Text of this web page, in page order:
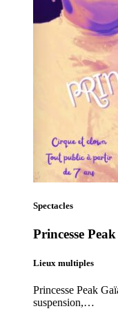
Spectacles
Princesse Peak
Lieux multiples
Princesse Peak
suspension,…